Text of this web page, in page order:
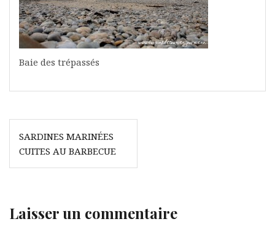
Baie des trépassés
Navigation
de
l’article
SARDINES MARINÉES
CUITES AU BARBECUE
Laisser un commentaire